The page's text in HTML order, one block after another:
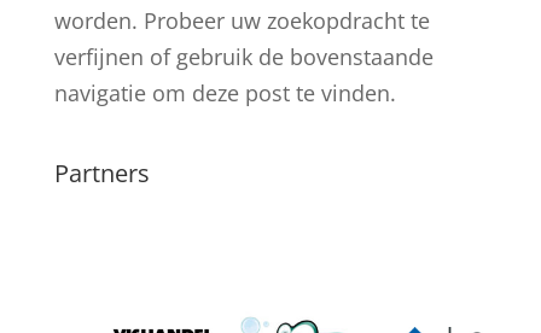
worden. Probeer uw zoekopdracht te
verfijnen of gebruik de bovenstaande
navigatie om deze post te vinden.
Partners